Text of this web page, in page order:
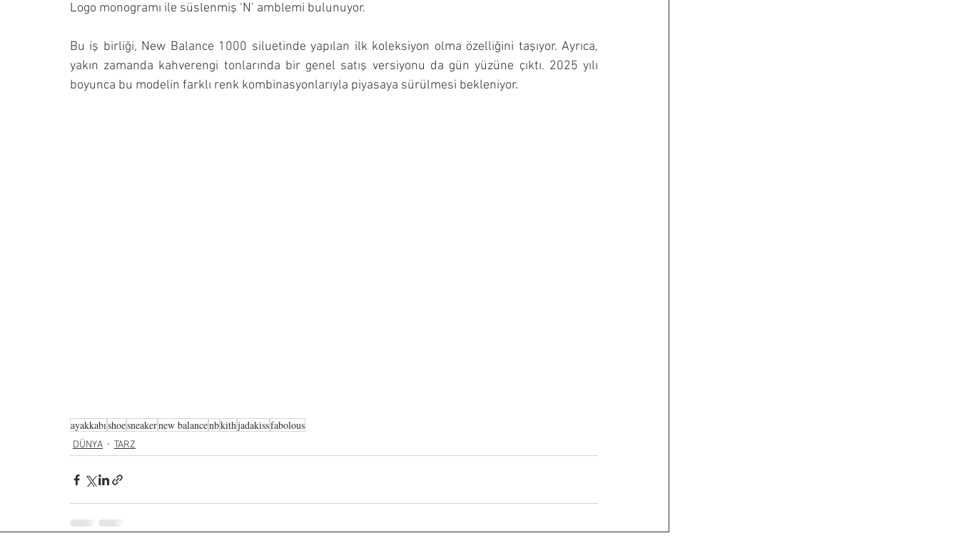
Logo monogramı ile süslenmiş ‘N’ amblemi bulunuyor.
Bu iş birliği, New Balance 1000 siluetinde yapılan ilk koleksiyon olma özelliğini taşıyor. Ayrıca,
yakın zamanda kahverengi tonlarında bir genel satış versiyonu da gün yüzüne çıktı. 2025 yılı
boyunca bu modelin farklı renk kombinasyonlarıyla piyasaya sürülmesi bekleniyor.
ayakkabıshoesneakernew balancenbkithjadakissfabolous
DÜNYA TARZ